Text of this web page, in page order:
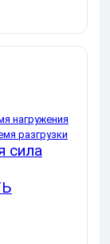
нагружения
разгрузки
сила